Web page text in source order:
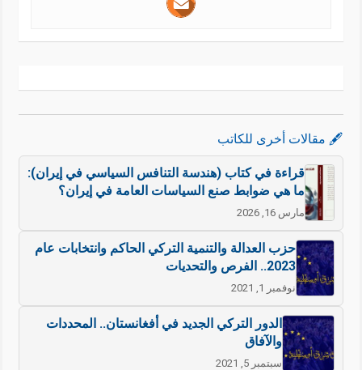
🖋️ مقالات أخرى للكاتب
قراءة في كتاب (هندسة التنافس السياسي في إيران):
ما هي ضوابط صنع السياسات العامة في إيران؟
مارس 16, 2026
حزب العدالة والتنمية التركي الحاكم وانتخابات عام
2023.. الفرص والتحديات
نوفمبر 1, 2021
الدور التركي الجديد في أفغانستان.. المحددات
والآفاق
سبتمبر 5, 2021